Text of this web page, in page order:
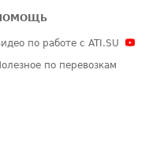
по работе с ATI.SU
по перевозкам